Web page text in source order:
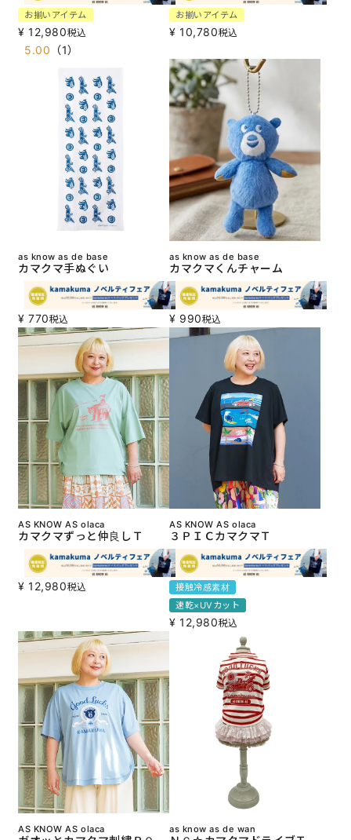
お揃いアイテム
¥ 12,980税込
5.00 （1）
お揃いアイテム
¥ 10,780税込
as know as de base
カマクマ手ぬぐい
¥ 770税込
as know as de base
カマクマくんチャーム
¥ 990税込
AS KNOW AS olaca
カマクマずっと仲良しＴ
¥ 12,980税込
AS KNOW AS olaca
３ＰＩＣカマクマＴ
接触冷感素材
速乾×UVカット
¥ 12,980税込
AS KNOW AS olaca as know as de wan